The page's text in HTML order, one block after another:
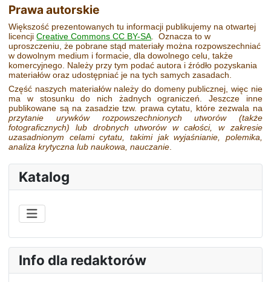
Prawa autorskie
Większość prezentowanych tu informacji publikujemy na otwartej
licencjiCreative Commons CC BY-SA. Oznacza to w
uproszczeniu, że pobrane stąd materiały można rozpowszechniać
w dowolnym medium i formacie, dla dowolnego celu, także
komercyjnego. Należy przy tym podać autora i źródło pozyskania
materiałów oraz udostępniać je na tych samych zasadach.
Część naszych materiałów należy do domeny publicznej, więc nie
ma w stosunku do nich żadnych ograniczeń. Jeszcze inne
publikowane są na zasadzie tzw. prawa cytatu, które zezwala na
przytanie urywków rozpowszechnionych utworów (także
fotograficznych) lub drobnych utworów w całości, w zakresie
uzasadnionym celami cytatu, takimi jak wyjaśnianie, polemika,
analiza krytyczna lub naukowa, nauczanie
Katalog
Info dla redaktorów